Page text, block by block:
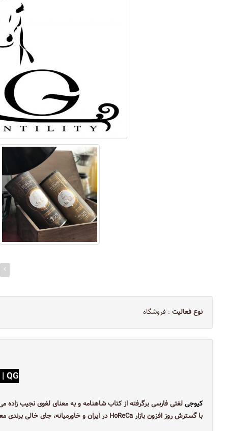
نوع فعالیت : فروشگاه
QG | کیوجی
کیوجیلغتی فارسی برگرفته از کتاب شاهنامه و به معنای لغوی نجیب زاده
با گسترش روز افزون بازار HoReCa در ایران و خاورمیانه، جای خالی‌ برندی معتبر و پایدار ایرانی‌ در این بازار دیده می‌‌شد.